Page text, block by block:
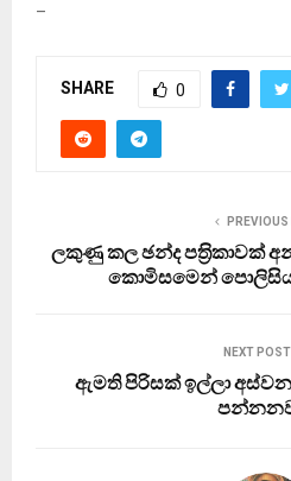
–
SHARE 0
ලකුණු කල ඡන්ද පත‍්‍රිකාවක්
කොමිසමෙන්
NEXT POST
ඇමති පිරිසක් ඉල්ලා